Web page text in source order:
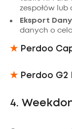
zespołów lub
Eksport
danych o
★ Perdoo
★ Perdoo G2
4.